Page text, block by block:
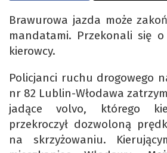
Brawurowa jazda może
mandatami. Przekonali się
kierowcy.
Policjanci ruchu drogowego
nr 82 Lublin-Włodawa
jadące volvo, którego
przekroczył dozwoloną
na skrzyżowaniu.